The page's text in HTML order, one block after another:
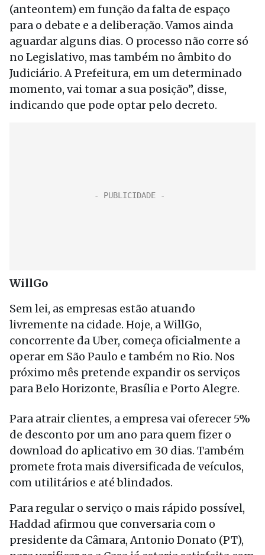
(anteontem) em função da falta de espaço
para o debate e a deliberação. Vamos ainda
aguardar alguns dias. O processo não corre só
no Legislativo, mas também no âmbito do
Judiciário. A Prefeitura, em um determinado
momento, vai tomar a sua posição”, disse,
indicando que pode optar pelo decreto.
WillGo
Sem lei, as empresas estão atuando
livremente na cidade. Hoje, a WillGo,
concorrente da Uber, começa oficialmente a
operar em São Paulo e também no Rio. Nos
próximo mês pretende expandir os serviços
para Belo Horizonte, Brasília e Porto Alegre.
Para atrair clientes, a empresa vai oferecer 5%
de desconto por um ano para quem fizer o
download do aplicativo em 30 dias. Também
promete frota mais diversificada de veículos,
com utilitários e até blindados.
Para regular o serviço o mais rápido possível,
Haddad afirmou que conversaria com o
presidente da Câmara, Antonio Donato (PT),